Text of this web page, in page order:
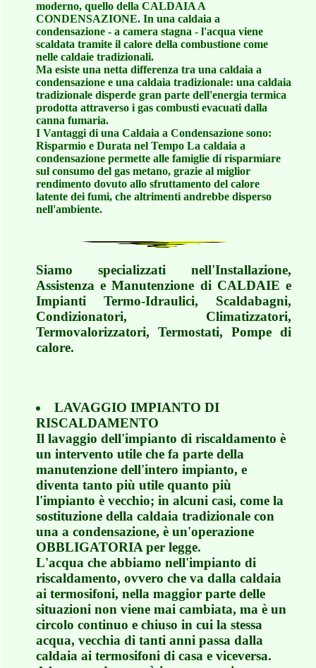
moderno, quello della CALDAIA A
CONDENSAZIONE. In una caldaia a
condensazione - a camera stagna - l'acqua viene
scaldata tramite il calore della combustione come
nelle caldaie tradizionali.
Ma esiste una netta differenza tra una caldaia a
condensazione e una caldaia tradizionale: una caldaia
tradizionale disperde gran parte dell'energia termica
prodotta attraverso i gas combusti evacuati dalla
canna fumaria.
I Vantaggi di una Caldaia a Condensazione sono:
Risparmio e Durata nel Tempo La caldaia a
condensazione permette alle famiglie di risparmiare
sul consumo del gas metano, grazie al miglior
rendimento dovuto allo sfruttamento del calore
latente dei fumi, che altrimenti andrebbe disperso
nell'ambiente.
Siamo specializzati nell'Installazione,
Assistenza e Manutenzione di CALDAIE e
Impianti Termo-Idraulici, Scaldabagni,
Condizionatori, Climatizzatori,
Termovalorizzatori, Termostati, Pompe di
calore.
LAVAGGIO IMPIANTO DI
RISCALDAMENTO
Il lavaggio dell'impianto di riscaldamento è
un intervento utile che fa parte della
manutenzione dell'intero impianto, e
diventa tanto più utile quanto più
l'impianto è vecchio; in alcuni casi, come la
sostituzione della caldaia tradizionale con
una a condensazione, è un'operazione
OBBLIGATORIA per legge.
L'acqua che abbiamo nell'impianto di
riscaldamento, ovvero che va dalla caldaia
ai termosifoni, nella maggior parte delle
situazioni non viene mai cambiata, ma è un
circolo continuo e chiuso in cui la stessa
acqua, vecchia di tanti anni passa dalla
caldaia ai termosifoni di casa e viceversa.